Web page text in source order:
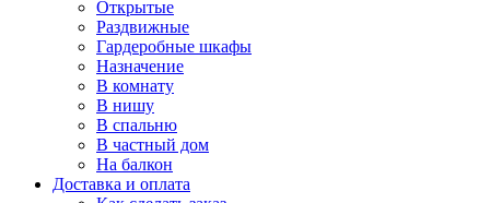
Открытые
Раздвижные
Гардеробные шкафы
Назначение
В комнату
В нишу
В спальню
В частный дом
На балкон
Доставка и оплата